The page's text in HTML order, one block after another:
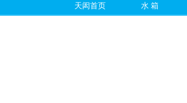
天闳首页 水箱